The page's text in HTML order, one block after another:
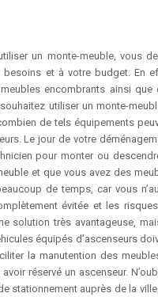
un monte-meuble, vous
et à votre budget. En
encombrants ainsi que
utiliser un monte-
de tels équipements
Le jour de votre
pour monter ou
et que vous avez des
de temps, car vous
évitée et les
solution très avantageuse,
équipés d’ascenseurs
la manutention des
réservé un ascenseur.
stationnement auprès de la